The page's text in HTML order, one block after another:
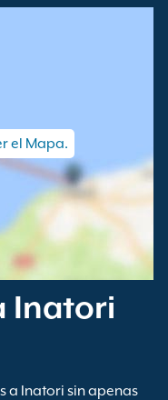
el Mapa.
Inatori
a Inatori sin apenas